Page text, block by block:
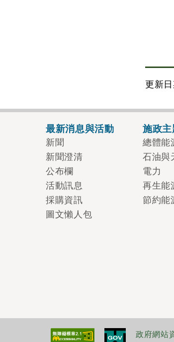
更新
最新消息與活動
新聞
新聞澄清
公布欄
活動訊息
採購資訊
圖文懶人包
施政主
總體能
石油與
電力
再生能
節約能
政府網站